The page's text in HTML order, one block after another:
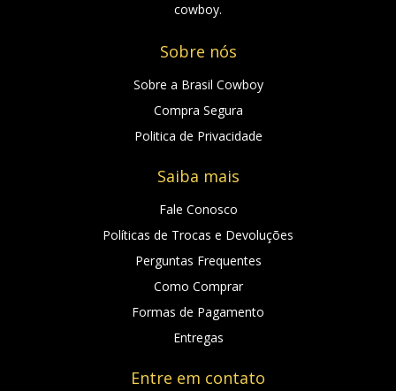
cowboy.
Sobre nós
Sobre a Brasil Cowboy
Compra Segura
Politica de Privacidade
Saiba mais
Fale Conosco
Políticas de Trocas e Devoluções
Perguntas Frequentes
Como Comprar
Formas de Pagamento
Entregas
Entre em contato